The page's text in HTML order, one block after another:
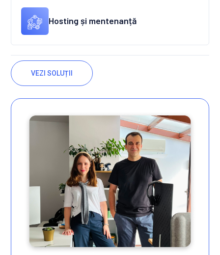
Hosting și mentenanță
VEZI SOLUȚII